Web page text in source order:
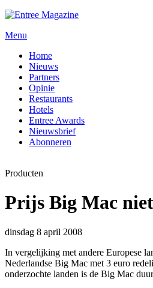
Menu
Home
Nieuws
Partners
Opinie
Restaurants
Hotels
Entree Awards
Nieuwsbrief
Abonneren
Producten
Prijs Big Mac
dinsdag 8 april 2008
In vergelijking met andere Europese
Nederlandse Big Mac met 3 euro
onderzochte landen is de Big Mac